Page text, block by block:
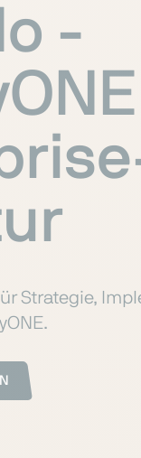
-
Strategie,